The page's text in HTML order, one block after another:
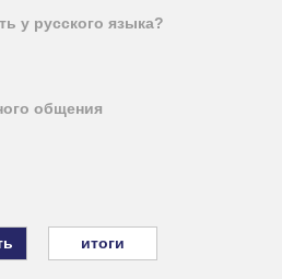
у русского языка?
общения
итоги